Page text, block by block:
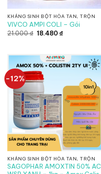
KHÁNG SINH BỘT HÒA TAN, TRỘN
VIVCO AMPI COLI – Gói
21.000₫ Giá
gốc
18.480₫Giá
hiện
18.480 ₫.
-12%
KHÁNG SINH BỘT HÒA TAN, TRỘN
SAGOPHAR AMOXTIN 50% AC